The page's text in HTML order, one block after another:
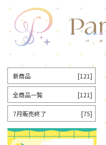
新商品 [121]
全商品一覧 [121]
7月販売終了 [75]